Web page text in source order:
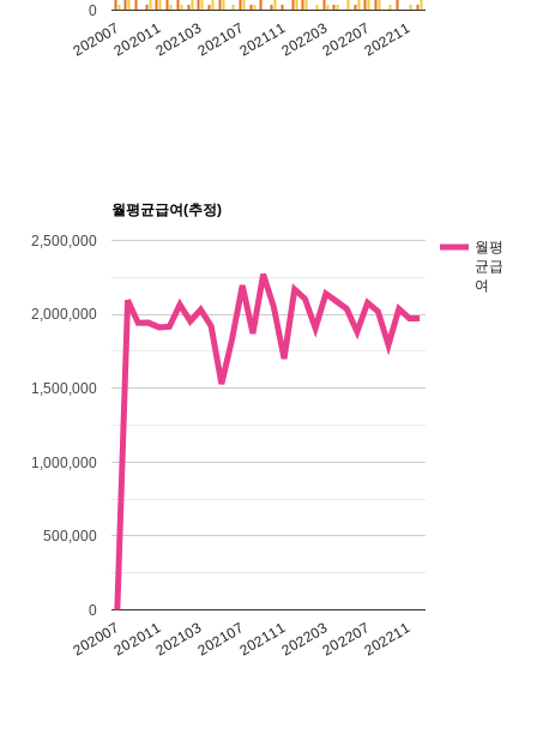
202007202011202103202107202111202203202207202211
0
월평균급여(추정)
월평
균급
여
202007202011202103202107202111202203202207202211
0
500,000
1,000,000
1,500,000
2,000,000
2,500,000